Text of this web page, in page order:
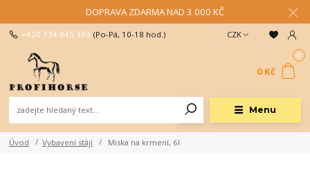
DOPRAVA ZDARMA NAD 3 000 KČ
Menu
CZK
+420 734 845 393 (Po-Pá, 10-18 hod.)
0
0 Kč
Úvod Vybavení stájí Miska na krmení, 6l